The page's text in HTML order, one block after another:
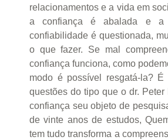
relacionamentos e a vida em
a confiança é abalada e a
confiabilidade é questionada,
o que fazer. Se mal
confiança funciona, como
modo é possível resgatá-la? É
questões do tipo que o dr. Peter
confiança seu objeto de
de vinte anos de estudos,
tem tudo transforma a